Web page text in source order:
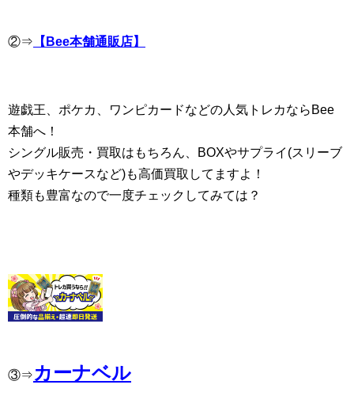
②⇒ 【Bee本舗通販店】
遊戯王、ポケカ、ワンピカードなどの人気トレカならBee
本舗へ！
シングル販売・買取はもちろん、BOXやサプライ(スリーブ
やデッキケースなど)も高価買取してますよ！
種類も豊富なので一度チェックしてみては？
③⇒ カーナベル